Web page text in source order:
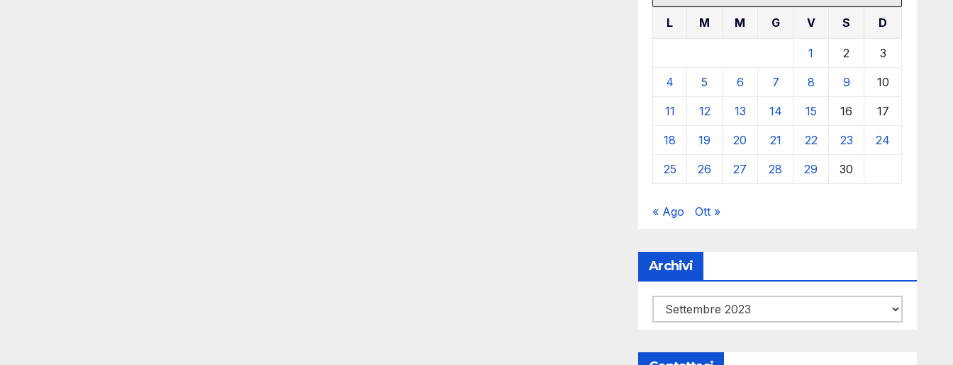
L M M G V S D
1 2 3
4 5 6 7 8 9 10
11 12 13 14 15 16 17
18 19 20 21 22 23 24
25 26 27 28 29 30
« Ago Ott »
Archivi
Archivi